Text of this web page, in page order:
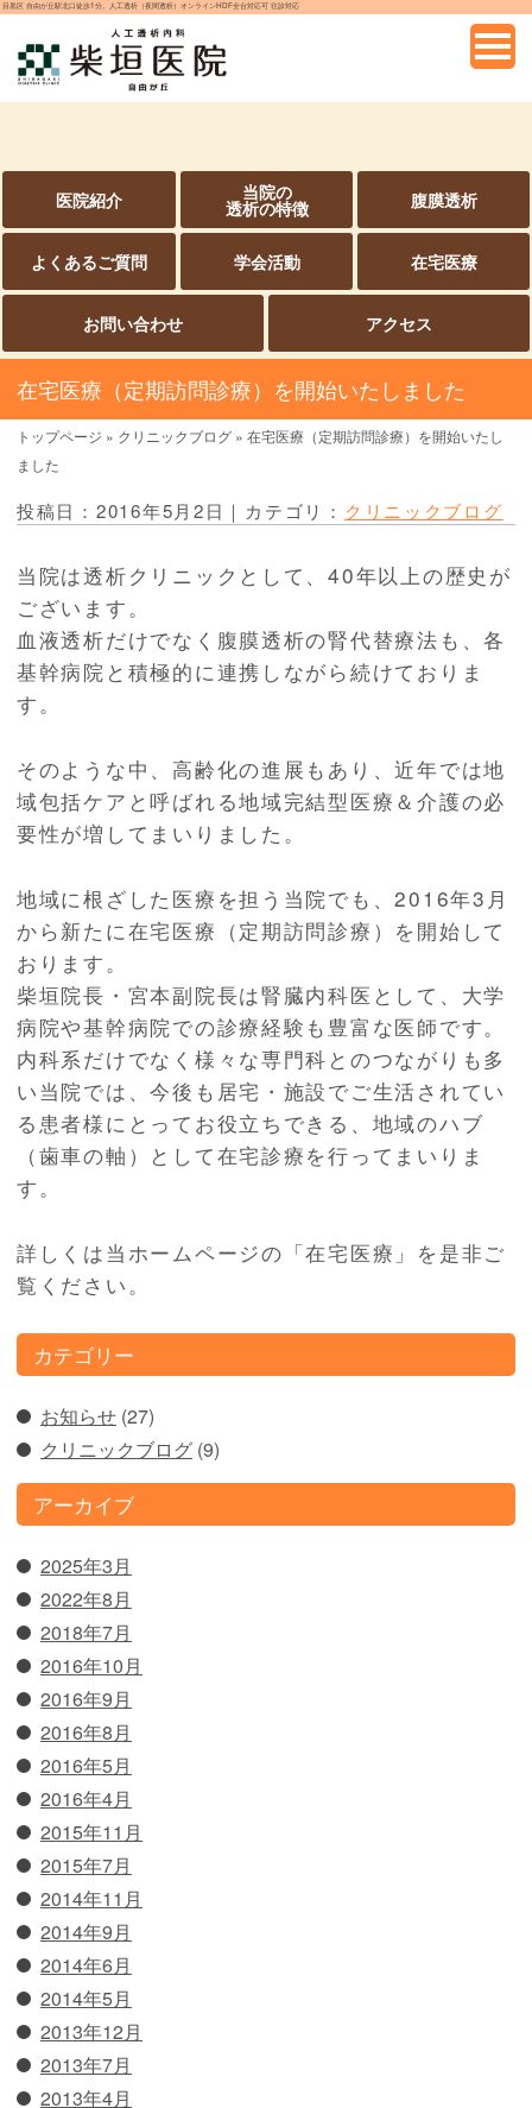
目黒区 自由が丘駅北口徒歩1分。人工透析（夜間透析）オンラインHDF全台対応可 往診対応
医院紹介 当院の
透析の特徴 腹膜透析
よくあるご質問 学会活動 在宅医療
お問い合わせ アクセス
在宅医療（定期訪問診療）を開始いたしました
トップページ » クリニックブログ » 在宅医療（定期訪問診療）を開始いたし
ました
投稿日：2016年5月2日｜カテゴリ： クリニックブログ
当院は透析クリニックとして、40年以上の歴史が
ございます。
血液透析だけでなく腹膜透析の腎代替療法も、各
基幹病院と積極的に連携しながら続けておりま
す。
そのような中、高齢化の進展もあり、近年では地
域包括ケアと呼ばれる地域完結型医療＆介護の必
要性が増してまいりました。
地域に根ざした医療を担う当院でも、2016年3月
から新たに在宅医療（定期訪問診療）を開始して
おります。
柴垣院長・宮本副院長は腎臓内科医として、大学
病院や基幹病院での診療経験も豊富な医師です。
内科系だけでなく様々な専門科とのつながりも多
い当院では、今後も居宅・施設でご生活されてい
る患者様にとってお役立ちできる、地域のハブ
（歯車の軸）として在宅診療を行ってまいりま
す。
詳しくは当ホームページの「在宅医療」を是非ご
覧ください。
カテゴリー
お知らせ (27)
クリニックブログ (9)
アーカイブ
2025年3月
2022年8月
2018年7月
2016年10月
2016年9月
2016年8月
2016年5月
2016年4月
2015年11月
2015年7月
2014年11月
2014年9月
2014年6月
2014年5月
2013年12月
2013年7月
2013年4月